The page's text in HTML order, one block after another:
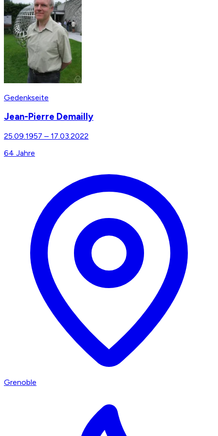
Gedenkseite
Jean-Pierre Demailly
25.09.1957 – 17.03.2022
64 Jahre
Grenoble